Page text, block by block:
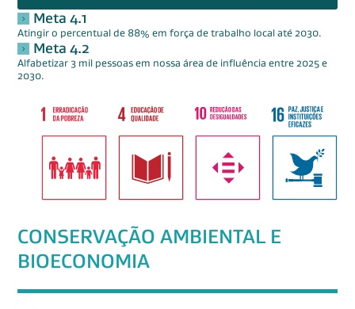
Meta 4.1
Atingir o percentual de 88% em força de trabalho local até 2030.
Meta 4.2
Alfabetizar 3 mil pessoas em nossa área de influência entre 2025 e
2030.
CONSERVAÇÃO AMBIENTAL E
BIOECONOMIA